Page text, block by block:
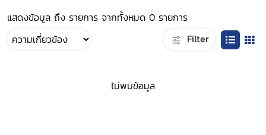
แสดงข้อมูล ถึง รายการ จากทั้งหมด 0 รายการ
Filter
ไม่พบข้อมูล